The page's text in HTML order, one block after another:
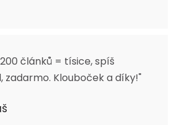
článků = tísice, spíš
zadarmo. Klouboček a díky!"